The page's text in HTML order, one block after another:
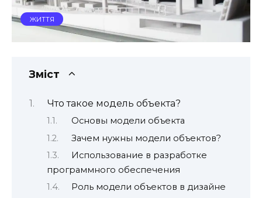
ЖИТТЯ
Зміст
Что такое модель объекта?
Основы модели объекта
Зачем нужны модели объектов?
Использование в разработке
программного обеспечения
Роль модели объектов в дизайне